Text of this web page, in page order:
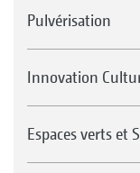
Pulvérisation
Innovation
Espaces verts et